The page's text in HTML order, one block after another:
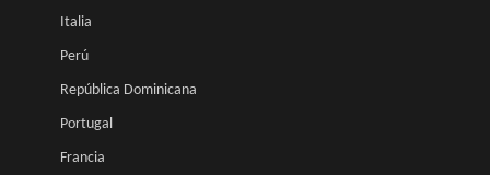
Italia
Perú
República Dominicana
Portugal
Francia